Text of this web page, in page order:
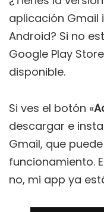
aplicación Gmail
Android? Si no
Google Play
disponible.
Si ves el botón «
descargar e
Gmail, que
funcionamiento.
no, mi app ya